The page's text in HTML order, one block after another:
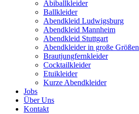
Abiballkleider
Ballkleider
Abendkleid Ludwigsburg
Abendkleid Mannheim
Abendkleid Stuttgart
Abendkleider in große Größen
Brautjungfernkleider
Cocktailkleider
Etuikleider
Kurze Abendkleider
Jobs
Über Uns
Kontakt